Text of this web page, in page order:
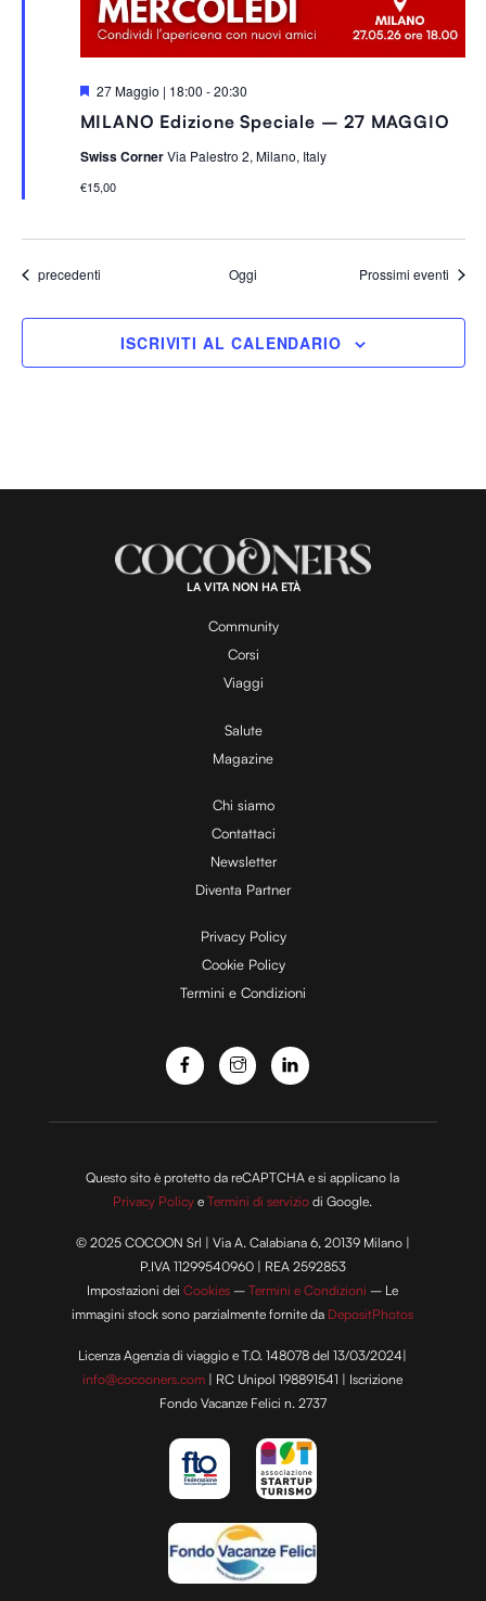
MILANO Edizione Speciale – 27 MAGGIO
S
g
a
a
27 Maggio | 18:00 -20:30
Swiss CornerVia Palestro 2, Milano, Italy
€15,00
Eventi
precedenti Oggi Prossimi eventi
ISCRIVITI AL CALENDARIO
LA VITA NON HA ETÀ
Community
Corsi
Viaggi
Salute
Magazine
Chi siamo
Contattaci
Newsletter
Diventa Partner
Privacy Policy
Cookie Policy
Termini e Condizioni
Questo sito è protetto da reCAPTCHA e si applicano la
Privacy Policy eTermini di servizio di Google.
© 2025 COCOON Srl | Via A. Calabiana 6, 20139 Milano |
P.IVA 11299540960 | REA 2592853
Impostazioni deiCookies –Termini e Condizioni – Le
immagini stock sono parzialmente fornite da DepositPhotos
Licenza Agenzia di viaggio e T.O. 148078 del 13/03/2024|
info@cocooners.com | RC Unipol 198891541 | Iscrizione
Fondo Vacanze Felici n. 2737